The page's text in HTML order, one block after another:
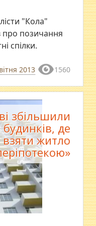
"Кола"
про позичання
спілки.
2013 1560
збільшили
будинків, де
житло